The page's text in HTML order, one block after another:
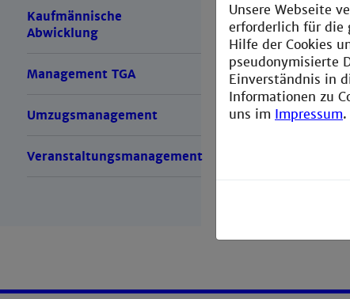
Kaufmännische
Abwicklung
Management TGA
Umzugsmanagement
Veranstaltungsmanagement
Unsere Webseite
erforderlich für die
Hilfe der Cookies
pseudonymisierte
Einverständnis in
Informationen zu
uns im Impressum.